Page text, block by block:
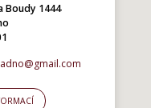
Boudy 1444